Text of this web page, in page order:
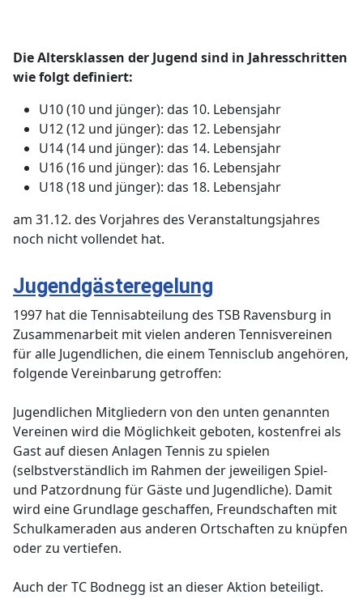
Die Altersklassen der Jugend sind in Jahresschritten
wie folgt definiert:
U10 (10 und jünger): das 10. Lebensjahr
U12 (12 und jünger): das 12. Lebensjahr
U14 (14 und jünger): das 14. Lebensjahr
U16 (16 und jünger): das 16. Lebensjahr
U18 (18 und jünger): das 18. Lebensjahr
am 31.12. des Vorjahres des Veranstaltungsjahres
noch nicht vollendet hat.
Jugendgästeregelung
1997 hat die Tennisabteilung des TSB Ravensburg in
Zusammenarbeit mit vielen anderen Tennisvereinen
für alle Jugendlichen, die einem Tennisclub angehören,
folgende Vereinbarung getroffen:
Jugendlichen Mitgliedern von den unten genannten
Vereinen wird die Möglichkeit geboten, kostenfrei als
Gast auf diesen Anlagen Tennis zu spielen
(selbstverständlich im Rahmen der jeweiligen Spiel-
und Patzordnung für Gäste und Jugendliche). Damit
wird eine Grundlage geschaffen, Freundschaften mit
Schulkameraden aus anderen Ortschaften zu knüpfen
oder zu vertiefen.
Auch der TC Bodnegg ist an dieser Aktion beteiligt.